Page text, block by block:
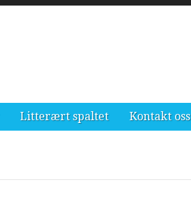
Litterært spaltet Kontakt oss